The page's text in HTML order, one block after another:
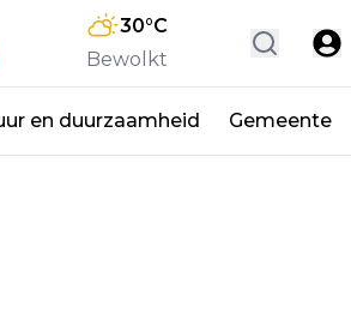
30°C
Bewolkt
en duurzaamheid Gemeente